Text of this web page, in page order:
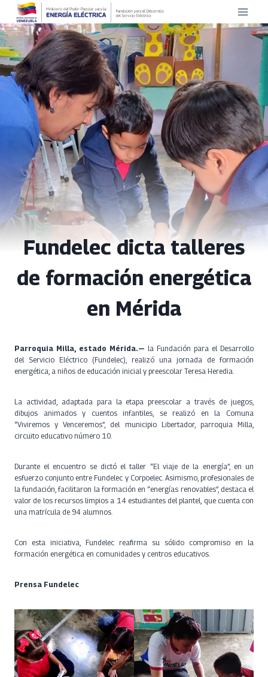
Saltar
contenido
Fundelec dicta talleres
de formación energética
en Mérida
Parroquia Milla, estado Mérida.— la Fundación para el Desarrollo
del Servicio Eléctrico (Fundelec), realizó una jornada de formación
energética, a niños de educación inicial y preescolar Teresa Heredia.
La actividad, adaptada para la etapa preescolar a través de juegos,
dibujos animados y cuentos infantiles, se realizó en la Comuna
“Viviremos y Venceremos”, del municipio Libertador, parroquia Milla,
circuito educativo número 10.
Durante el encuentro se dictó el taller “El viaje de la energía”, en un
esfuerzo conjunto entre Fundelec y Corpoelec. Asimismo, profesionales de
la fundación, facilitaron la formación en “energías renovables”, destaca el
valor de los recursos limpios a 14 estudiantes del plantel, que cuenta con
una matrícula de 94 alumnos.
Con esta iniciativa, Fundelec reafirma su sólido compromiso en la
formación energética en comunidades y centros educativos.
Prensa Fundelec